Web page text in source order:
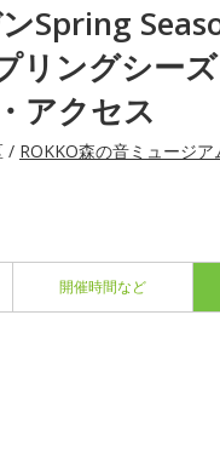
Spring
リングシー
アクセス
/ ROKKO森の音ミュージア
開催時間など